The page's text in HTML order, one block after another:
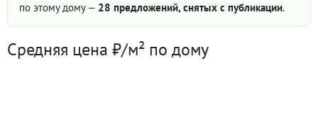
по этому дому — 28 предложений, снятых с публикации.
Средняя цена ₽/м² по дому